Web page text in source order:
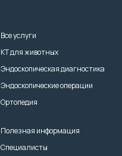
Все услуги
КТ для животных
Эндоскопическая диагностика
Эндоскопические операции
Ортопедия
Полезная информация
Специалисты